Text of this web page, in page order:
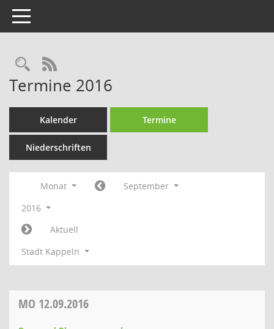
Toggle navigation
Rechercheauswahl
RSS-Feed
Termine 2016
Kalender Termine
Niederschriften
Monat
September
2016
Aktuell
Stadt Kappeln
MO 12.09.2016